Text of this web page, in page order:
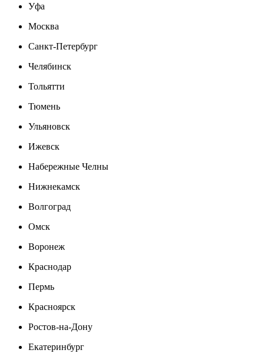
Уфа
Москва
Санкт-Петербург
Челябинск
Тольятти
Тюмень
Ульяновск
Ижевск
Набережные Челны
Нижнекамск
Волгоград
Омск
Воронеж
Краснодар
Пермь
Красноярск
Ростов-на-Дону
Екатеринбург